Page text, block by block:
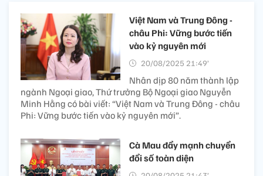
Việt Nam và Trung Đông -
châu Phi: Vững bước tiến
vào kỷ nguyên mới
20/08/2025 21:49’
Nhân dịp 80 năm thành lập
ngành Ngoại giao, Thứ trưởng Bộ Ngoại giao Nguyễn
Minh Hằng có bài viết: “Việt Nam và Trung Đông - châu
Phi: Vững bước tiến vào kỷ nguyên mới”.
Cà Mau đẩy mạnh chuyển
đổi số toàn diện